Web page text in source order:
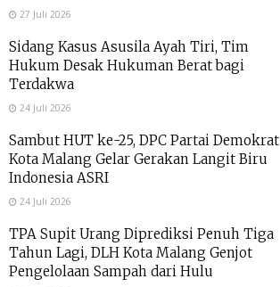
27 Juli 2026
Sidang Kasus Asusila Ayah Tiri, Tim
Hukum Desak Hukuman Berat bagi
Terdakwa
24 Juli 2026
Sambut HUT ke-25, DPC Partai Demokrat
Kota Malang Gelar Gerakan Langit Biru
Indonesia ASRI
24 Juli 2026
TPA Supit Urang Diprediksi Penuh Tiga
Tahun Lagi, DLH Kota Malang Genjot
Pengelolaan Sampah dari Hulu